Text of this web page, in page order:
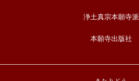
浄土真宗本願寺派
本願寺出版社